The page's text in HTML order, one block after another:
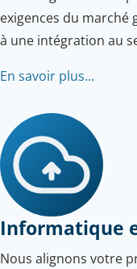
exigences du
à une intégration au
En savoir plus...
Informatique
Nous alignons votre